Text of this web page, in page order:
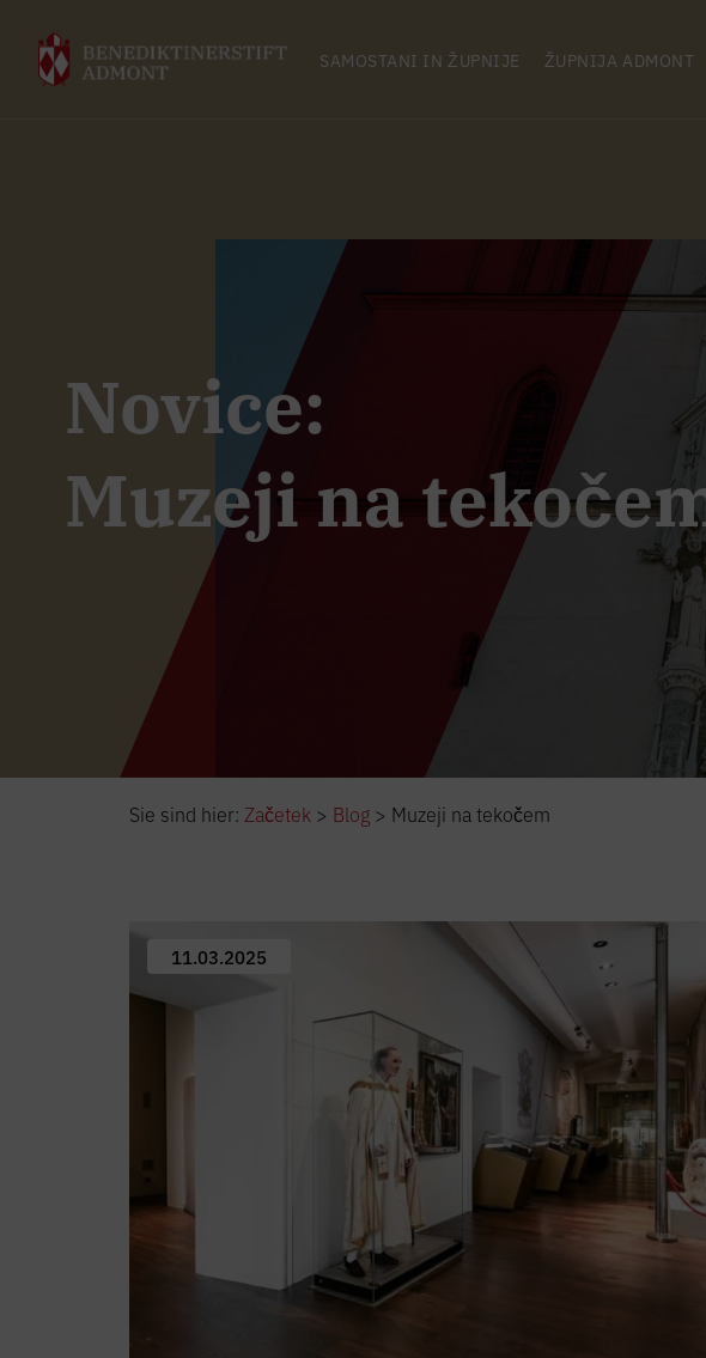
SAMOSTANI IN ŽUPNIJE ŽUPNIJA ADMONT
Novice:
Muzeji na
Sie sind hier: Začetek > Blog> Muzeji na tekočem
11.03.2025